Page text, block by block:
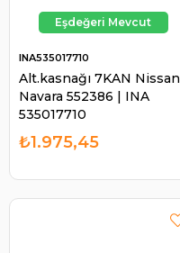
Alt.kasnağı 7KAN Nissan
Navara 552386 | INA
535017710
INA535017710
₺1.975,45